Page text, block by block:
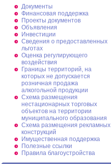
Документы
Финансовая поддержка
Проекты документов
Объявления
Инвестиции
Сведения о предоставленных
льготах
Оценка регулирующего
воздействия
Границы территорий, на
которых не допускается
розничная продажа
алкогольной продукции
Схема размещения
нестационарных торговых
объектов на территории
муниципального образования
Схема размещения рекламных
конструкций
Имущественная поддержка
Полезные ссылки
Правила благоустройства